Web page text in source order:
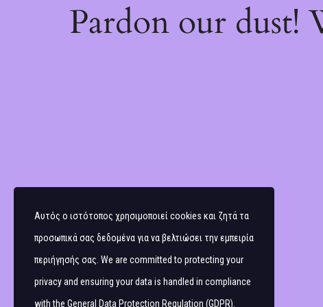
Pardon our dust!
Αυτός ο ιστότοπος χρησιμοποιεί cookies και ζητά τα
προσωπικά σας δεδομένα για να βελτιώσει την εμπειρία
περιήγησής σας. We are committed to protecting your
privacy and ensuring your data is handled in compliance
with the General Data Protection Regulation (GDPR)